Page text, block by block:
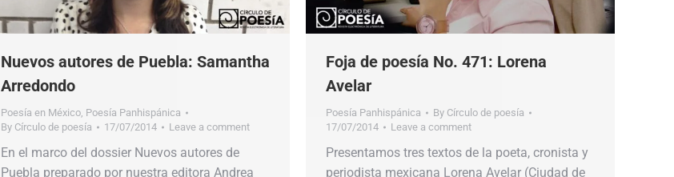
Nuevos autores de Puebla: Samantha
Arredondo
Poesía en México Poesía Panhispánica
By Círculo de poesía 17/07/2014 Leave a comment
En el marco del dossier Nuevos autores de
Puebla preparado por nuestra editora Andrea
Foja de poesía No. 471: Lorena
Avelar
Poesía Panhispánica By Círculo de poesía
17/07/2014
Leave a comment
Presentamos tres textos de la poeta, cronista y
periodista mexicana Lorena Avelar (Ciudad de